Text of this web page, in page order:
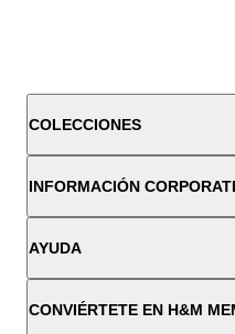
COLECCIONES
INFORMACIÓN
AYUDA
CONVIÉRTETE EN H&M